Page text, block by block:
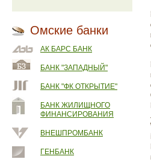
Омские банки
АК БАРС БАНК
БАНК "ЗАПАДНЫЙ"
БАНК "ФК ОТКРЫТИЕ"
БАНК ЖИЛИЩНОГО
ФИНАНСИРОВАНИЯ
ВНЕШПРОМБАНК
ГЕНБАНК